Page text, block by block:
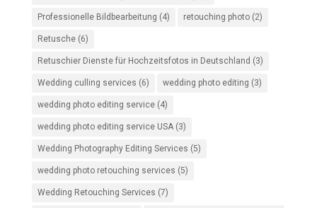
Professionelle Bildbearbeitung (4) retouching photo(2)
Retusche(6)
Retuschier Dienste für Hochzeitsfotos in Deutschland (3)
Wedding culling services (6) wedding photo editing (3)
wedding photo editing service(4)
wedding photo editing service USA(3)
Wedding Photography Editing Services (5)
wedding photo retouching services (5)
Wedding Retouching Services (7)